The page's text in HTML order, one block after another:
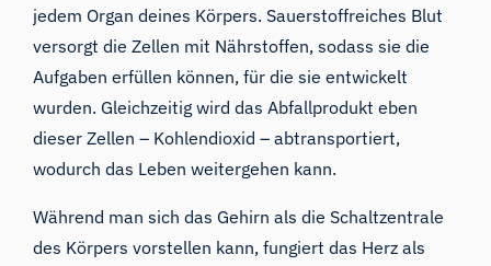
jedem Organ deines Körpers. Sauerstoffreiches Blut
versorgt die Zellen mit Nährstoffen, sodass sie die
Aufgaben erfüllen können, für die sie entwickelt
wurden. Gleichzeitig wird das Abfallprodukt eben
dieser Zellen – Kohlendioxid – abtransportiert,
wodurch das Leben weitergehen kann.
Während man sich das Gehirn als die Schaltzentrale
des Körpers vorstellen kann, fungiert das Herz als